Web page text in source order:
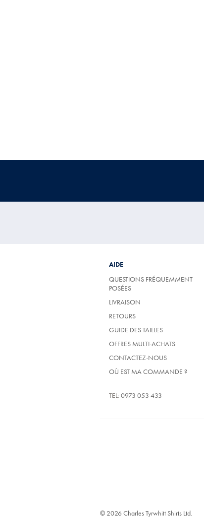
AIDE
QUESTIONS FRÉQUEMMENT
POSÉES
LIVRAISON
RETOURS
GUIDE DES TAILLES
OFFRES MULTI-ACHATS
CONTACTEZ-NOUS
OÙ EST MA COMMANDE ?
TEL: 0973 053 433
© 2026 Charles Tyrwhitt Shirts Ltd.